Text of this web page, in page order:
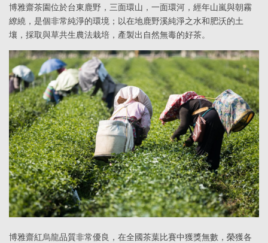
博雅齋茶園位於台東鹿野，三面環山，一面環河，經年山嵐與朝霧
繚繞，是個非常純淨的環境；以在地鹿野溪純淨之水和肥沃的土
壤，採取與草共生農法栽培，產製出自然無毒的好茶。
博雅齋紅烏龍品質非常優良，在全國茶葉比賽中獲獎無數，榮獲各